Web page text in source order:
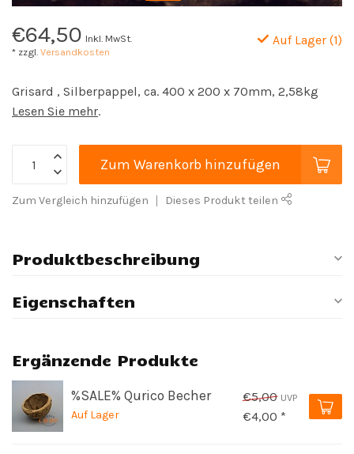
€64,50 Inkl. MwSt.
* zzgl. Versandkosten
Auf Lager (1)
Grisard , Silberpappel, ca. 400 x 200 x 70mm, 2,58kg
Lesen Sie mehr.
Zum Warenkorb hinzufügen
Zum Vergleich hinzufügen Dieses Produkt teilen
Produktbeschreibung
Eigenschaften
Ergänzende Produkte
%SALE% Qurico Becher
Auf Lager
€5,00 UVP
€4,00 *